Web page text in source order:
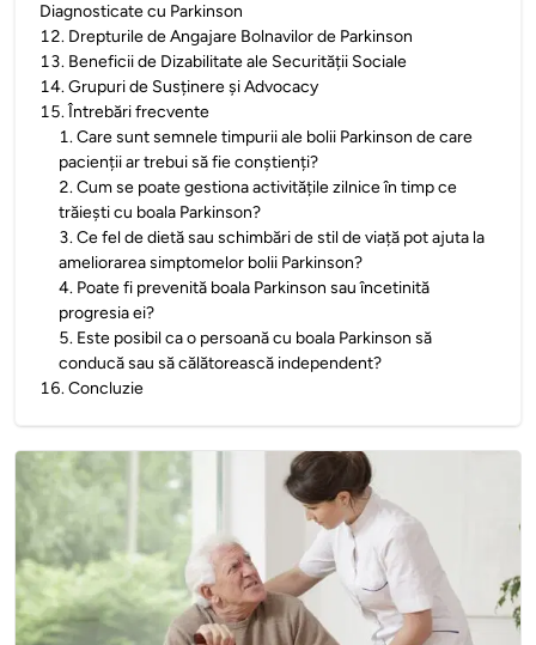
Diagnosticate cu Parkinson
12. Drepturile de Angajare Bolnavilor de Parkinson
13. Beneficii de Dizabilitate ale Securității Sociale
14.Grupuri de Susținere și Advocacy
15.Întrebări frecvente
1.Care sunt semnele timpurii ale bolii Parkinson de care
pacienții ar trebui să fie conștienți?
2.Cum se poate gestiona activitățile zilnice în timp ce
trăiești cu boala Parkinson?
3.Ce fel de dietă sau schimbări de stil de viață pot ajuta la
ameliorarea simptomelor bolii Parkinson?
4. Poate fi prevenită boala Parkinson sau încetinită
progresia ei?
5. Este posibil ca o persoană cu boala Parkinson să
conducă sau să călătorească independent?
16.Concluzie